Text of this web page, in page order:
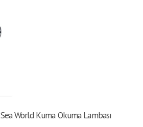
Sea World Kuma Okuma Lambası